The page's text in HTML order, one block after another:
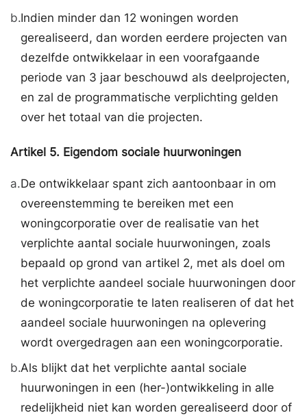
b.Indien minder dan 12 woningen worden
gerealiseerd, dan worden eerdere projecten van
dezelfde ontwikkelaar in een voorafgaande
periode van 3 jaar beschouwd als deelprojecten,
en zal de programmatische verplichting gelden
over het totaal van die projecten.
Artikel 5. Eigendom sociale huurwoningen
a.De ontwikkelaar spant zich aantoonbaar in om
overeenstemming te bereiken met een
woningcorporatie over de realisatie van het
verplichte aantal sociale huurwoningen, zoals
bepaald op grond van artikel 2, met als doel om
het verplichte aandeel sociale huurwoningen door
de woningcorporatie te laten realiseren of dat het
aandeel sociale huurwoningen na oplevering
wordt overgedragen aan een woningcorporatie.
b.Als blijkt dat het verplichte aantal sociale
huurwoningen in een (her-)ontwikkeling in alle
redelijkheid niet kan worden gerealiseerd door of